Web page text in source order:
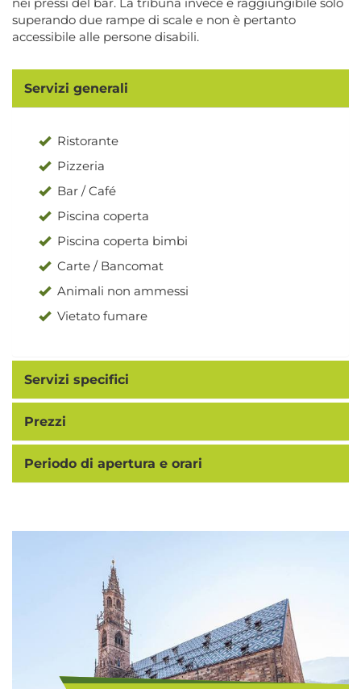
superando due rampe di scale e non è pertanto
accessibile alle persone disabili.
Servizi generali
Ristorante
Pizzeria
Bar / Café
Piscina coperta
Piscina coperta bimbi
Carte / Bancomat
Animali non ammessi
Vietato fumare
Servizi specifici
Prezzi
Periodo di apertura e orari